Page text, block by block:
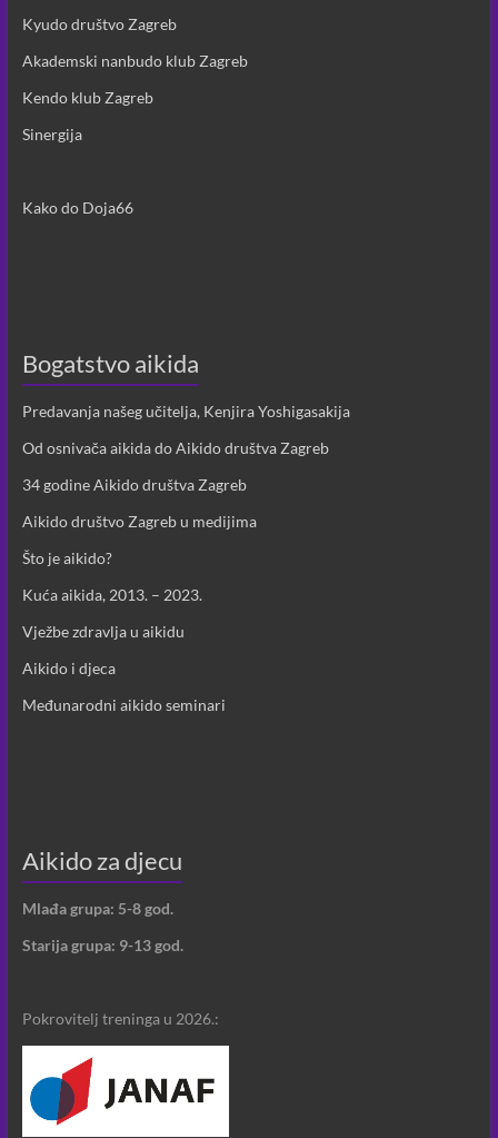
Kyudo društvo Zagreb
Akademski nanbudo klub Zagreb
Kendo klub Zagreb
Sinergija
Kako do Doja66
Bogatstvo aikida
Predavanja našeg učitelja, Kenjira Yoshigasakija
Od osnivača aikida do Aikido društva Zagreb
34 godine Aikido društva Zagreb
Aikido društvo Zagreb u medijima
Što je aikido?
Kuća aikida, 2013. – 2023.
Vježbe zdravlja u aikidu
Aikido i djeca
Međunarodni aikido seminari
Aikido za djecu
Mlađa grupa: 5-8 god.
Starija grupa: 9-13 god.
Pokrovitelj treninga u 2026.: